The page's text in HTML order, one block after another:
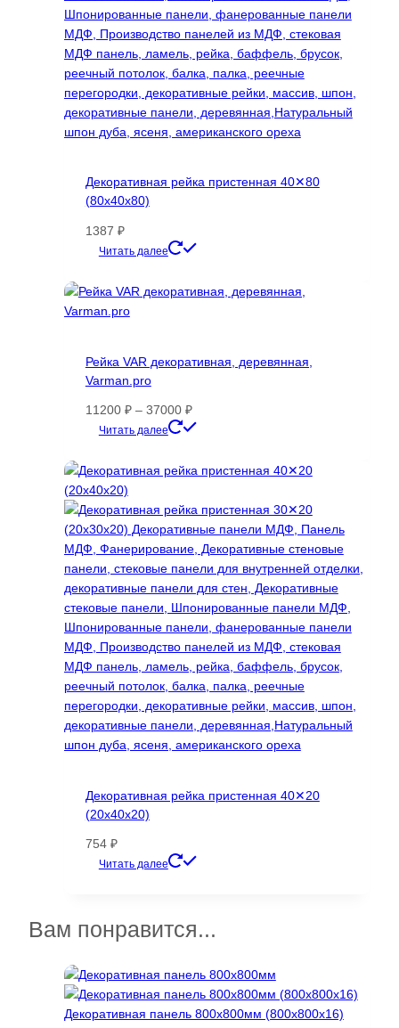
товара.
Декоративная рейка пристенная 40✕80
(80х40х80)
1387 ₽
Читать далее
имеет
можно
Рейка VAR декоративная, деревянная,
Varman.pro
11200 ₽ – 37000 ₽Диапазон
цен:
–
Читать далее
имеет
вариаций.
Опции
можно
выбрать
на
странице
товара.
Декоративная рейка пристенная 40✕20
(20х40х20)
754 ₽
Читать далее
вариаций.
можно
выбрать
на
Вам понравится...